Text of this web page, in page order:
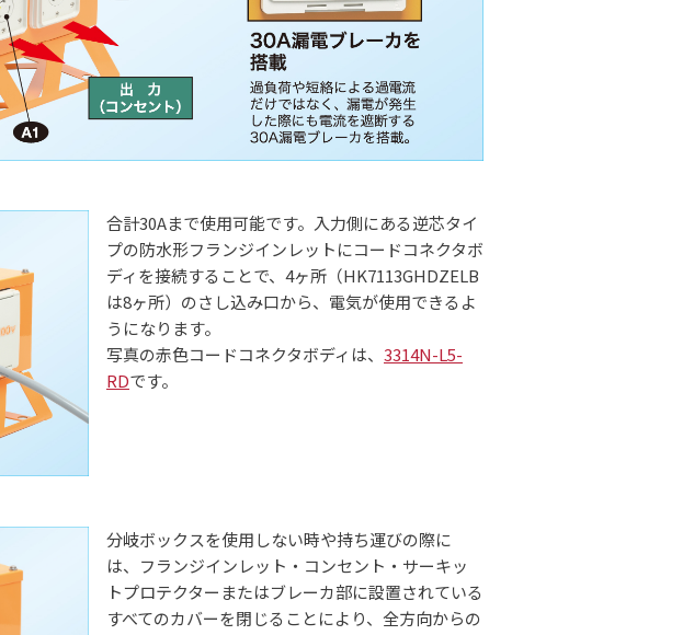
合計30Aまで使用可能です。入力側にある逆芯タイ
プの防水形フランジインレットにコードコネクタボ
ディを接続することで、4ヶ所（HK7113GHDZELB
は8ヶ所）のさし込み口から、電気が使用できるよ
うになります。
写真の赤色コードコネクタボディは、 3314N-L5-
RDです。
分岐ボックスを使用しない時や持ち運びの際に
は、フランジインレット・コンセント・サーキッ
トプロテクターまたはブレーカ部に設置されている
すべてのカバーを閉じることにより、全方向からの